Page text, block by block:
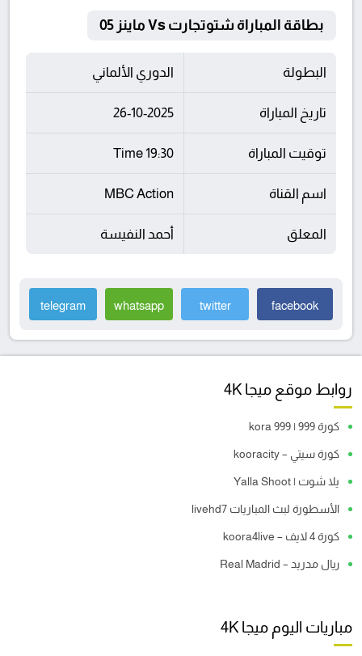
بطاقة المباراة شتوتجارت Vs ماينز 05
البطولة الدوري الألماني
تاريخ المباراة 26-10-2025
توقيت المباراة 19:30 Time
اسم القناة MBC Action
المعلق أحمد النفيسة
facebook
twitter
whatsapp
telegram
روابط موقع ميجا 4K
كورة 999 | kora 999
كورة سيتي – kooracity
يلا شوت | Yalla Shoot
الأسطورة لبث المباريات livehd7
كورة 4 لايف – koora4live
ريال مدريد – Real Madrid
مباريات اليوم ميجا 4K